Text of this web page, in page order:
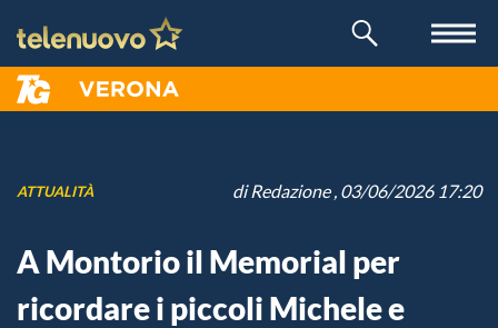
ATTUALITÀ diRedazione, 03/06/2026 17:20
A Montorio il Memorial per
ricordare i piccoli Michele e